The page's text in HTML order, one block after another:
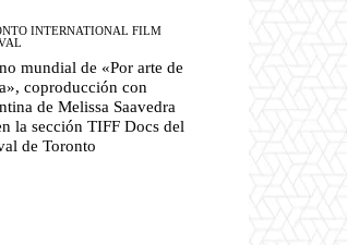
INTERNATIONAL FILM
mundial de «Por arte de
coproducción con
de Melissa Saavedra
la sección TIFF Docs del
de Toronto